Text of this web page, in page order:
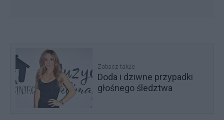
Zobacz także
Doda i dziwne przypadki
głośnego śledztwa